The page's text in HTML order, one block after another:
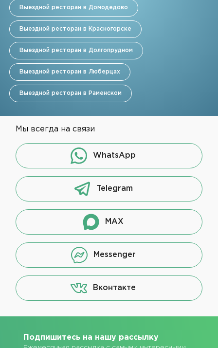
Выездной ресторан в Домодедово
Выездной ресторан в Красногорске
Выездной ресторан в Долгопрудном
Выездной ресторан в Люберцах
Выездной ресторан в Раменском
Мы всегда на связи
WhatsApp
Telegram
MAX
Messenger
Вконтакте
Подпишитесь на нашу рассылку